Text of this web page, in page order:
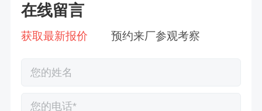
在线留言
获取最新报价 预约来厂参观考察